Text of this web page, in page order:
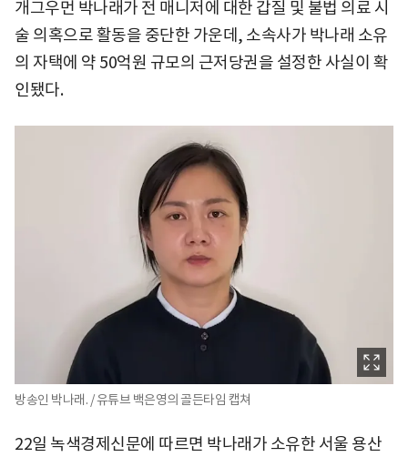
개그우먼 박나래가 전 매니저에 대한 갑질 및 불법 의료 시
술 의혹으로 활동을 중단한 가운데, 소속사가 박나래 소유
의 자택에 약 50억원 규모의 근저당권을 설정한 사실이 확
인됐다.
방송인 박나래. / 유튜브 백은영의 골든타임 캡쳐
22일 녹색경제신문에 따르면 박나래가 소유한 서울 용산